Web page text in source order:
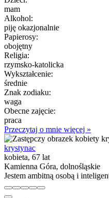
mam
Alkohol:
piję okazjonalnie
Papierosy:
obojętny
Religia:
rzymsko-katolicka
Wykształcenie:
średnie
Znak zodiaku:
waga
Obecne zajęcie:
praca
Przeczytaj o mnie więcej »
krystynac
kobieta, 67 lat
Kamienna Góra, dolnośląskie
Jestem ambitną osobą i